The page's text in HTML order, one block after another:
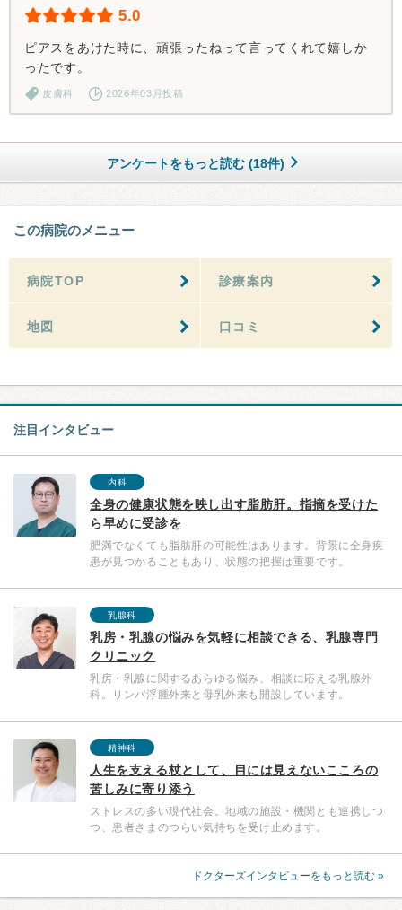
5.0
ピアスをあけた時に、頑張ったねって言ってくれて嬉しか
ったです。
皮膚科 2026年03月投稿
アンケートをもっと読む (18件)
この病院のメニュー
病院TOP 診療案内
地図 口コミ
注目インタビュー
内科
全身の健康状態を映し出す脂肪肝。指摘を受けた
ら早めに受診を
肥満でなくても脂肪肝の可能性はあります。背景に全身疾
患が見つかることもあり、状態の把握は重要です。
乳腺科
乳房・乳腺の悩みを気軽に相談できる、乳腺専門
クリニック
乳房・乳腺に関するあらゆる悩み、相談に応える乳腺外
科。リンパ浮腫外来と母乳外来も開設しています。
精神科
人生を支える杖として、目には見えないこころの
苦しみに寄り添う
ストレスの多い現代社会。地域の施設・機関とも連携しつ
つ、患者さまのつらい気持ちを受け止めます。
ドクターズインタビューをもっと読む »